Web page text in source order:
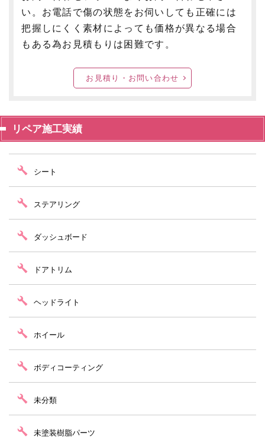
い。お電話で傷の状態をお伺いしても正確には
把握しにくく素材によっても価格が異なる場合
もある為お見積もりは困難です。
お見積り・お問い合わせ
リペア施工実績
シート
ステアリング
ダッシュボード
ドアトリム
ヘッドライト
ホイール
ボディコーティング
未分類
未塗装樹脂パーツ